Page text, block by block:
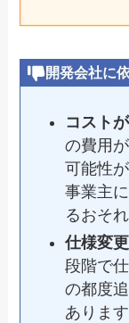
開発会社に
コスト
の費用
可能性
事業主
るおそ
仕様変
段階で
の都度
ありま